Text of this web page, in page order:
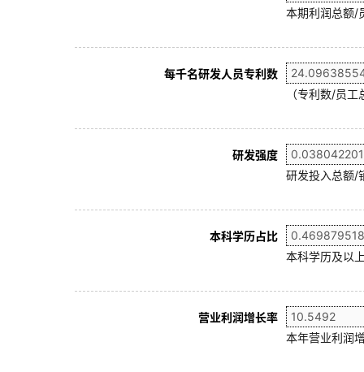
本期利润总额/
每千名研发人员专利数
（专利数/员
研发强度
研发投入总额/
本科学历占比
本科学历及以
营业利润增长率
本年营业利润